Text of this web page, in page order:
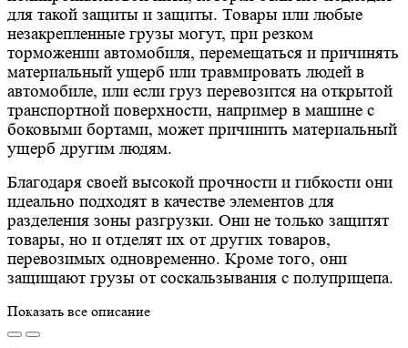
для такой защиты и защиты. Товары или любые
незакрепленные грузы могут, при резком
торможении автомобиля, перемещаться и причинять
материальный ущерб или травмировать людей в
автомобиле, или если груз перевозится на открытой
транспортной поверхности, например в машине с
боковыми бортами, может причинить материальный
ущерб другим людям.
Благодаря своей высокой прочности и гибкости они
идеально подходят в качестве элементов для
разделения зоны разгрузки. Они не только защитят
товары, но и отделят их от других товаров,
перевозимых одновременно. Кроме того, они
защищают грузы от соскальзывания с полуприцепа.
Показать все описание